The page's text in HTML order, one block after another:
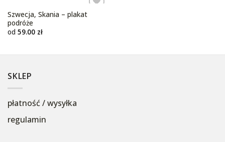
Dodaj do
Szwecja, Skania – plakat
podróże
od 59.00 zł
SKLEP
płatność / wysyłka
regulamin